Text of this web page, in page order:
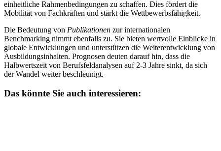
einheitliche Rahmenbedingungen zu schaffen. Dies fördert die
Mobilität von Fachkräften und stärkt die Wettbewerbsfähigkeit.
Die Bedeutung von Publikationen zur internationalen
Benchmarking nimmt ebenfalls zu. Sie bieten wertvolle Einblicke in
globale Entwicklungen und unterstützen die Weiterentwicklung von
Ausbildungsinhalten. Prognosen deuten darauf hin, dass die
Halbwertszeit von Berufsfeldanalysen auf 2-3 Jahre sinkt, da sich
der Wandel weiter beschleunigt.
Das könnte Sie auch interessieren: